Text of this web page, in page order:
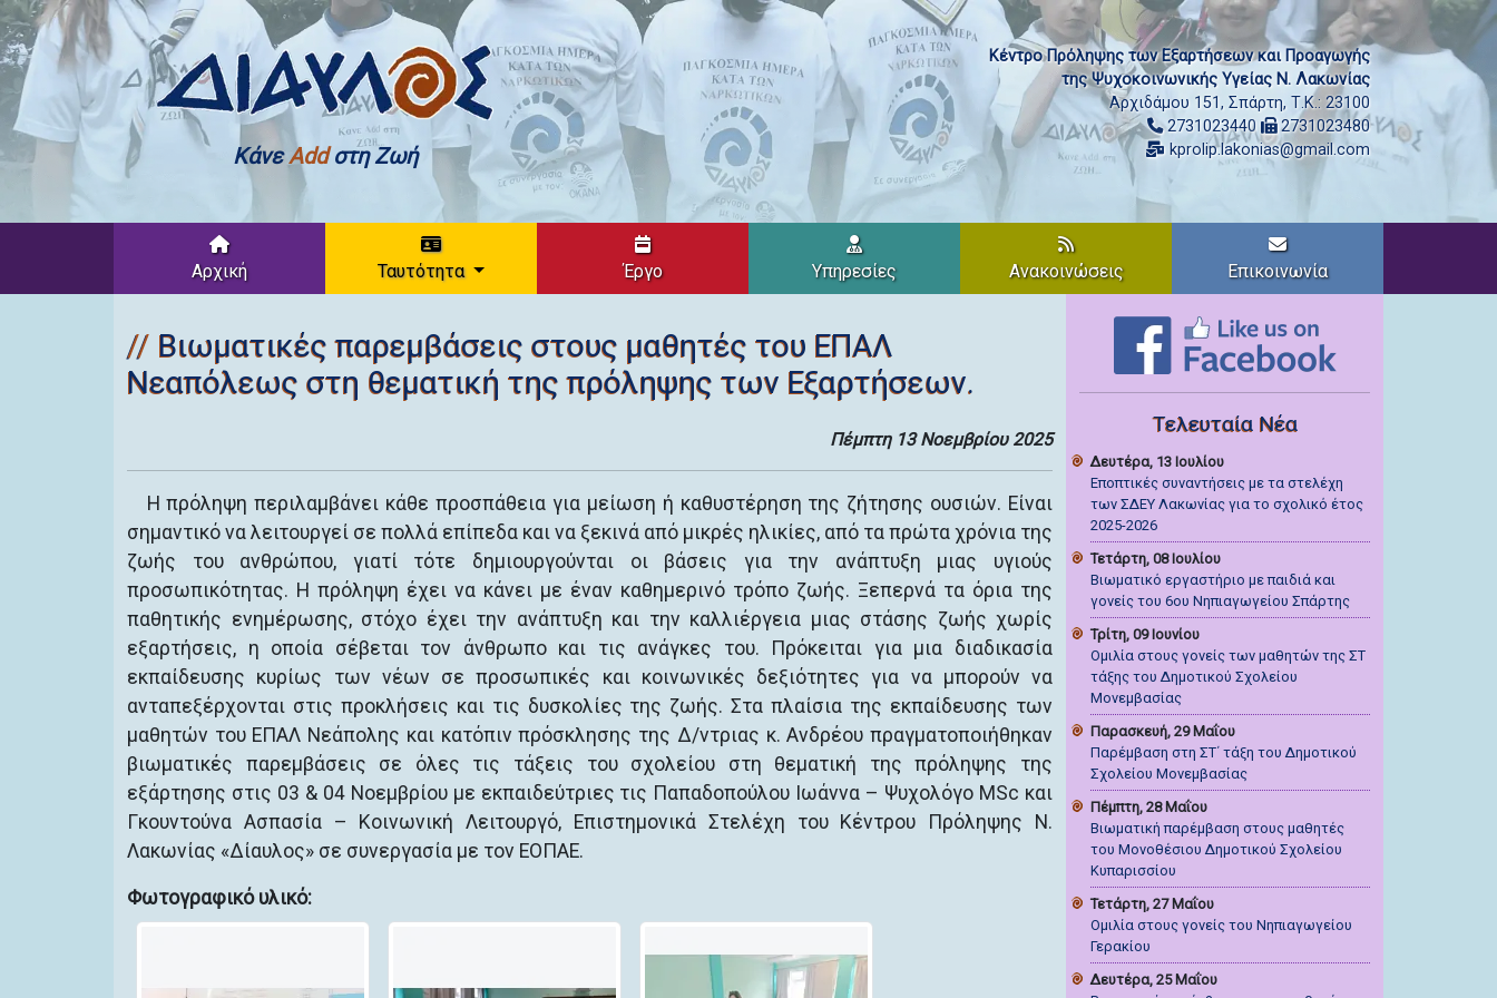
ΚάνεAddστη Ζωή
Κέντρο Πρόληψης των Εξαρτήσεων και Προαγωγής
της Ψυχοκοινωνικής Υγείας Ν. Λακωνίας
Αρχιδάμου 151, Σπάρτη, Τ.Κ.: 23100
2731023440
2731023480
kprolip.lakonias@gmail.com
Αρχική Ταυτότητα Έργο Υπηρεσίες Ανακοινώσεις Επικοινωνία
Βιωματικές παρεμβάσεις στους μαθητές του ΕΠΑΛ
Νεαπόλεως στη θεματική της πρόληψης των Εξαρτήσεων.
Πέμπτη 13 Νοεμβρίου 2025
Η πρόληψη περιλαμβάνει κάθε προσπάθεια για μείωση ή καθυστέρηση της ζήτησης ουσιών. Είναι
σημαντικό να λειτουργεί σε πολλά επίπεδα και να ξεκινά από μικρές ηλικίες, από τα πρώτα χρόνια της
ζωής του ανθρώπου, γιατί τότε δημιουργούνται οι βάσεις για την ανάπτυξη μιας υγιούς
προσωπικότητας. Η πρόληψη έχει να κάνει με έναν καθημερινό τρόπο ζωής. Ξεπερνά τα όρια της
παθητικής ενημέρωσης, στόχο έχει την ανάπτυξη και την καλλιέργεια μιας στάσης ζωής χωρίς
εξαρτήσεις, η οποία σέβεται τον άνθρωπο και τις ανάγκες του. Πρόκειται για μια διαδικασία
εκπαίδευσης κυρίως των νέων σε προσωπικές και κοινωνικές δεξιότητες για να μπορούν να
ανταπεξέρχονται στις προκλήσεις και τις δυσκολίες της ζωής. Στα πλαίσια της εκπαίδευσης των
μαθητών του ΕΠΑΛ Νεάπολης και κατόπιν πρόσκλησης της Δ/ντριας κ. Ανδρέου πραγματοποιήθηκαν
βιωματικές παρεμβάσεις σε όλες τις τάξεις του σχολείου στη θεματική της πρόληψης της
εξάρτησης στις 03 & 04 Νοεμβρίου με εκπαιδεύτριες τις Παπαδοπούλου Ιωάννα – Ψυχολόγο MSc και
Γκουντούνα Ασπασία – Κοινωνική Λειτουργό, Επιστημονικά Στελέχη του Κέντρου Πρόληψης Ν.
Λακωνίας «Δίαυλος» σε συνεργασία με τον ΕΟΠΑΕ.
Φωτογραφικό υλικό:
Τελευταία Νέα
Δευτέρα, 13 Ιουλίου
Εποπτικές συναντήσεις με τα στελέχη
των ΣΔΕΥ Λακωνίας για το σχολικό έτος
2025-2026
Τετάρτη, 08 Ιουλίου
Βιωματικό εργαστήριο με παιδιά και
γονείς του 6ου Νηπιαγωγείου Σπάρτης
Τρίτη, 09 Ιουνίου
Ομιλία στους γονείς των μαθητών της ΣΤ
τάξης του Δημοτικού Σχολείου
Μονεμβασίας
Παρασκευή, 29 Μαΐου
Παρέμβαση στη ΣΤ΄ τάξη του Δημοτικού
Σχολείου Μονεμβασίας
Πέμπτη, 28 Μαΐου
Βιωματική παρέμβαση στους μαθητές
του Μονοθέσιου Δημοτικού Σχολείου
Κυπαρισσίου
Τετάρτη, 27 Μαΐου
Ομιλία στους γονείς του Νηπιαγωγείου
Γερακίου
Δευτέρα, 25 Μαΐου